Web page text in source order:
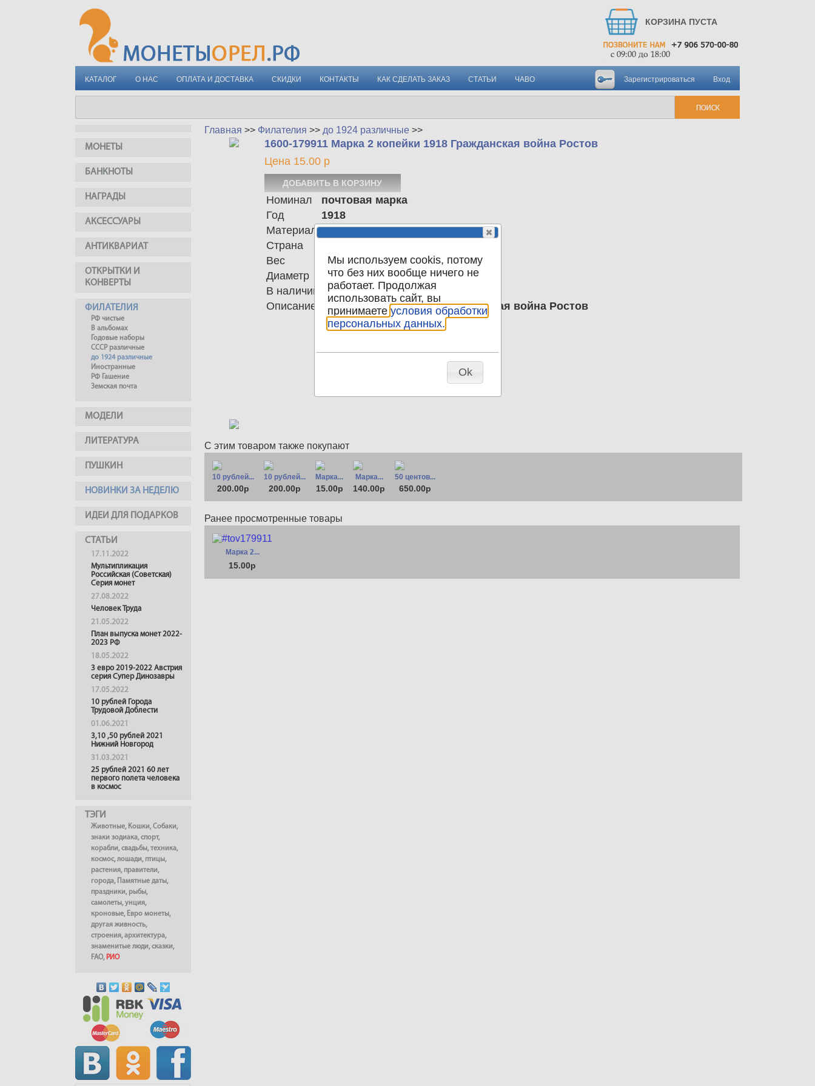
КОРЗИНА ПУСТА
КАТАЛОГ О НАС ОПЛАТА И ДОСТАВКА СКИДКИ КОНТАКТЫ КАК СДЕЛАТЬ ЗАКАЗ СТАТЬИ ЧАВО Вход
Зарегистрироваться
МОНЕТЫ
БАНКНОТЫ
НАГРАДЫ
АКСЕССУАРЫ
АНТИКВАРИАТ
ОТКРЫТКИ И
КОНВЕРТЫ
ФИЛАТЕЛИЯ
РФ чистые
В альбомах
Годовые наборы
СССР различные
до 1924 различные
Иностранные
РФ Гашение
Земская почта
МОДЕЛИ
ЛИТЕРАТУРА
ПУШКИН
НОВИНКИ ЗА НЕДЕЛЮ
ИДЕИ ДЛЯ ПОДАРКОВ
СТАТЬИ
17.11.2022
Мультипликация
Российская (Советская)
Серия монет
27.08.2022
Человек Труда
21.05.2022
План выпуска монет 2022-
2023 РФ
18.05.2022
3 евро 2019-2022 Австрия
серия Супер Динозавры
17.05.2022
10 рублей Города
Трудовой Доблести
01.06.2021
3,10 ,50 рублей 2021
Нижний Новгород
31.03.2021
25 рублей 2021 60 лет
первого полета человека
в космос
ТЭГИ
Животные, Кошки,Собаки,
знаки зодиака,спорт,
корабли,свадьбы,техника,
космос,лошади, птицы,
растения, правители,
города, Памятные даты,
праздники, рыбы,
самолеты,унция,
кроновые, Евро монеты,
другая живность,
строения,архитектура,
знаменитые люди,сказки,
FAO, РИО
Главная >> Филателия >> до 1924 различные >>
1600-179911 Марка 2 копейки 1918 Гражданская война Ростов
Цена 15.00 р
Номинал
почтовая марка
Год
1918
Материал
Страна
Вес
0.00
Диаметр
0.00
В наличии
Описание
Марка 2 копейки 1918 Гражданская война Ростов
С этим товаром также покупают
10 рублей...
200.00р
10 рублей...
200.00р
Марка...
15.00р
Марка...
140.00р
50 центов...
650.00р
Ранее просмотренные товары
Марка 2...
15.00р
Мы используем cookis, потому
что без них вообще ничего не
работает. Продолжая
использовать сайт, вы
принимаете условия обработки
персональных данных.
Ok